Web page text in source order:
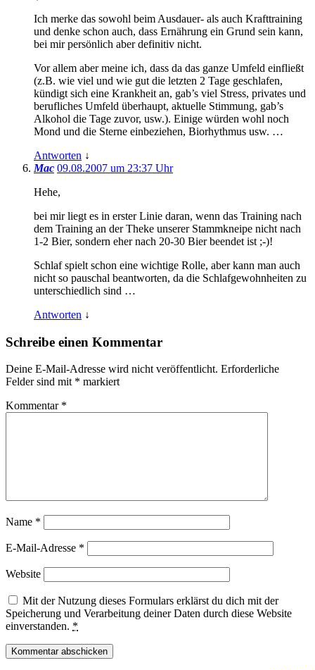
Ich merke das sowohl beim Ausdauer- als auch Krafttraining
und denke schon auch, dass Ernährung ein Grund sein kann,
bei mir persönlich aber definitiv nicht.
Vor allem aber meine ich, dass da das ganze Umfeld einfließt
(z.B. wie viel und wie gut die letzten 2 Tage geschlafen,
kündigt sich eine Krankheit an, gab’s viel Stress, privates und
berufliches Umfeld überhaupt, aktuelle Stimmung, gab’s
Alkohol die Tage zuvor, usw.). Einige würden wohl noch
Mond und die Sterne einbeziehen, Biorhythmus usw. …
Antworten ↓
Mac 09.08.2007 um 23:37 Uhr
Hehe,
bei mir liegt es in erster Linie daran, wenn das Training nach
dem Training an der Theke unserer Stammkneipe nicht nach
1-2 Bier, sondern eher nach 20-30 Bier beendet ist ;-)!
Schlaf spielt schon eine wichtige Rolle, aber kann man auch
nicht so pauschal beantworten, da die Schlafgewohnheiten zu
unterschiedlich sind …
Antworten ↓
Schreibe einen Kommentar
Deine E-Mail-Adresse wird nicht veröffentlicht. Erforderliche
Felder sind mit * markiert
Kommentar *
Name *
E-Mail-Adresse *
Website
Mit der Nutzung dieses Formulars erklärst du dich mit der
Speicherung und Verarbeitung deiner Daten durch diese Website
einverstanden. *